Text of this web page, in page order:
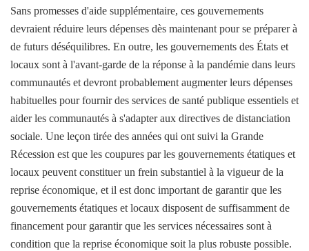
Sans promesses d'aide supplémentaire, ces gouvernements
devraient réduire leurs dépenses dès maintenant pour se préparer à
de futurs déséquilibres. En outre, les gouvernements des États et
locaux sont à l'avant-garde de la réponse à la pandémie dans leurs
communautés et devront probablement augmenter leurs dépenses
habituelles pour fournir des services de santé publique essentiels et
aider les communautés à s'adapter aux directives de distanciation
sociale. Une leçon tirée des années qui ont suivi la Grande
Récession est que les coupures par les gouvernements étatiques et
locaux peuvent constituer un frein substantiel à la vigueur de la
reprise économique, et il est donc important de garantir que les
gouvernements étatiques et locaux disposent de suffisamment de
financement pour garantir que les services nécessaires sont à
condition que la reprise économique soit la plus robuste possible.